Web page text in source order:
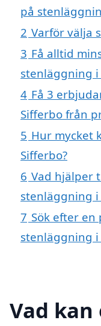
på
2 Varför välja
3 Få alltid
stenläggning
4 Få 3
Sifferbo från
5 Hur mycket
Sifferbo?
6 Vad hjälper
stenläggning i
7 Sök efter
stenläggning
Vad